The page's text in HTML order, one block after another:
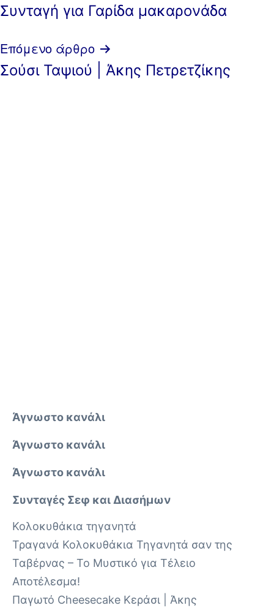
άρθρων
Συνταγή για Γαρίδα μακαρονάδα
Επόμενο άρθρο
Σούσι Ταψιού | Άκης Πετρετζίκης
Άγνωστο κανάλι
Άγνωστο κανάλι
Άγνωστο κανάλι
Συνταγές Σεφ και Διασήμων
Κολοκυθάκια τηγανητά
Τραγανά Κολοκυθάκια Τηγανητά σαν της
Ταβέρνας – Το Μυστικό για Τέλειο
Αποτέλεσμα!
Παγωτό Cheesecake Κεράσι | Άκης